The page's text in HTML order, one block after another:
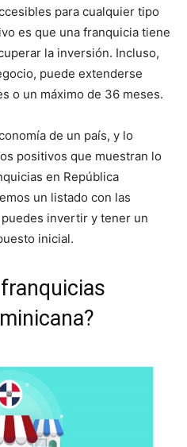
para cualquier tipo
es que una franquicia tiene
la inversión. Incluso,
puede extenderse
o un máximo de 36 meses.
de un país, y lo
positivos que muestran lo
en República
un listado con las
invertir y tener un
inicial.